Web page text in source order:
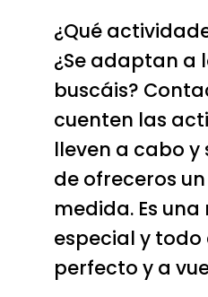
¿Qué
¿Se adaptan a
buscáis?
cuenten las
lleven a cabo y
de ofreceros
medida. Es
especial y
perfecto y a